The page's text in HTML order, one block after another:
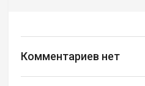
Комментариев нет